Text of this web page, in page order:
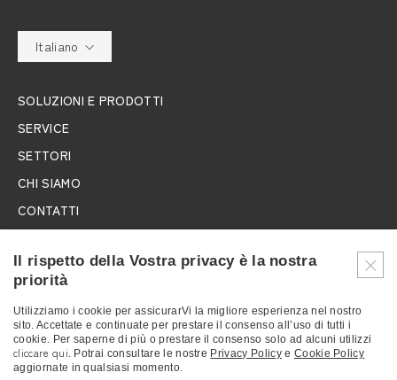
Italiano
SOLUZIONI E PRODOTTI
SERVICE
SETTORI
CHI SIAMO
CONTATTI
NEWS
ISCRIVITI ALLA NEWSLETTER
Il rispetto della Vostra privacy è la nostra
priorità
Utilizziamo i cookie per assicurarVi la migliore esperienza nel nostro
sito. Accettate e continuate per prestare il consenso all’uso di tutti i
cookie. Per saperne di più o prestare il consenso solo ad alcuni utilizzi
cliccare qui. Potrai consultare le nostre Privacy Policye Cookie Policy
aggiornate in qualsiasi momento.